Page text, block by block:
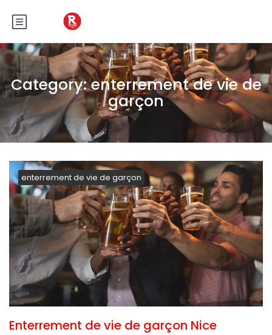
Category:enterrement de vie de
garçon
enterrement de vie de garçon
Enterrement de vie de garçon Nice